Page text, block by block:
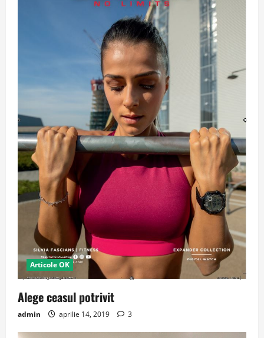
Articole OK
Alege ceasul potrivit
admin aprilie 14, 2019 3